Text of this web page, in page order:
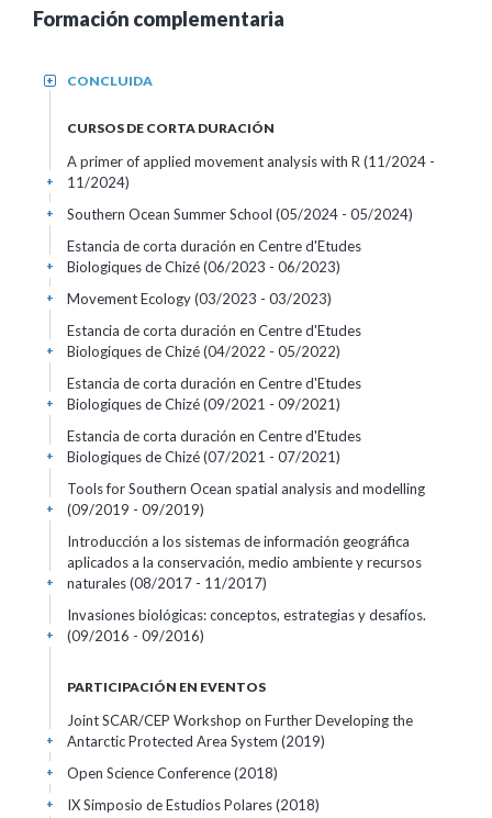
Formación complementaria
CONCLUIDA
+
CURSOS DE CORTA DURACIÓN
A primer of applied movement analysis with R (11/2024 -
11/2024)
+
Southern Ocean Summer School (05/2024 - 05/2024)
+
Estancia de corta duración en Centre d'Etudes
Biologiques de Chizé(06/2023 - 06/2023)
+
Movement Ecology(03/2023 - 03/2023)
+
Estancia de corta duración en Centre d'Etudes
Biologiques de Chizé(04/2022 - 05/2022)
+
Estancia de corta duración en Centre d'Etudes
Biologiques de Chizé(09/2021 - 09/2021)
+
Estancia de corta duración en Centre d'Etudes
Biologiques de Chizé(07/2021 - 07/2021)
+
Tools for Southern Ocean spatial analysis and modelling
(09/2019 - 09/2019)
+
Introducción a los sistemas de información geográfica
aplicados a la conservación, medio ambiente y recursos
naturales(08/2017 - 11/2017)
+
Invasiones biológicas: conceptos, estrategias y desafíos.
(09/2016 - 09/2016)
+
PARTICIPACIÓN EN EVENTOS
Joint SCAR/CEP Workshop on Further Developing the
Antarctic Protected Area System (2019)
+
Open Science Conference(2018)
+
IX Simposio de Estudios Polares(2018)
+